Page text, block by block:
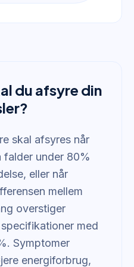
du afsyre din
skal afsyres når
falder under 80%
eller når
mellem
overstiger
med
Symptomer
energiforbrug,